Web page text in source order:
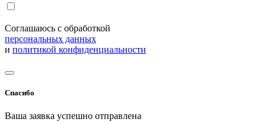
Соглашаюсь с обработкой
персональных данных
и политикой конфиденциальности
Спасибо
Ваша заявка успешно отправлена